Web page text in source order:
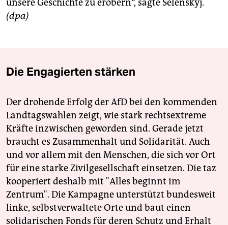
unsere Geschichte zu erobern“, sagte Selenskyj.
(dpa)
Die Engagierten stärken
Der drohende Erfolg der AfD bei den kommenden
Landtagswahlen zeigt, wie stark rechtsextreme
Kräfte inzwischen geworden sind. Gerade jetzt
braucht es Zusammenhalt und Solidarität. Auch
und vor allem mit den Menschen, die sich vor Ort
für eine starke Zivilgesellschaft einsetzen. Die taz
kooperiert deshalb mit "Alles beginnt im
Zentrum". Die Kampagne unterstützt bundesweit
linke, selbstverwaltete Orte und baut einen
solidarischen Fonds für deren Schutz und Erhalt